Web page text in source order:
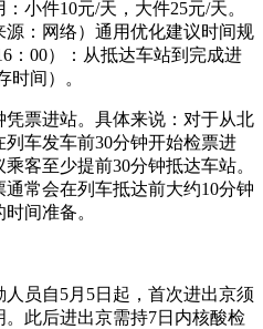
小件10元/天，大件25元/天。
：网络）通用优化建议时间规
：00）：从抵达车站到完成进
时间）。
票进站。具体来说：对于从北
车发车前30分钟开始检票进
客至少提前30分钟抵达车站。
常会在列车抵达前大约10分钟
间准备。
员自5月5日起，首次进出京须
此后进出京需持7日内核酸检